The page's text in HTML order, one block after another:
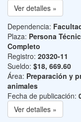
Ver detalles »
Dependencia:
Plaza: Persona
Completo
Registro: 20320-11
Sueldo: $18, 669.60
Área: Preparación y
animales
Fecha de publicación:
Ver detalles »